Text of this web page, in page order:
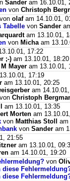
Sander am 16.10.01,
von Christoph
von olafam 14.10.01,
Tabelle von Sander
am 13.10.01,
von Michaam
17:22
;-) am 13.10.01, 18:20
M Mayer am 13.10.01,
17:19
am 13.10.01, 20:25
am
von Christoph
am 13.10.01, 13:35
Morten am
von Matthias Stoll
am
von Sander am
21:55
am 13.10.01,
am 14.10.01, 19:20
von
diese
diese